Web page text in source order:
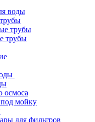
воды
трубы
трубы
осмоса
мойку
для фильтров